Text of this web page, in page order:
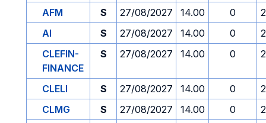
AFM
S 27/08/2027 14.00 0
AI
S 27/08/2027 14.00 0
CLEFIN-
FINANCE
S 27/08/2027 14.00 0
CLELI S 27/08/2027 14.00 0
CLMG
S 27/08/2027 14.00 0